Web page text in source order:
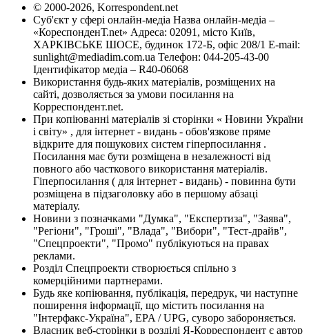
© 2000-2026, Korrespondent.net
Суб'єкт у сфері онлайн-медіа Назва онлайн-медіа –
«КореспонденТ.net» Адреса: 02091, місто Київ,
ХАРКІВСЬКЕ ШОСЕ, будинок 172-Б, офіс 208/1 E-mail:
sunlight@mediadim.com.ua Телефон: 044-205-43-00
Ідентифікатор медіа – R40-06068
Використання будь-яких матеріалів, розміщених на
сайті, дозволяється за умови посилання на
Корреспондент.net.
При копіюванні матеріалів зі сторінки « Новини України
і світу» , для інтернет - видань - обов'язкове пряме
відкрите для пошукових систем гіперпосилання .
Посилання має бути розміщена в незалежності від
повного або часткового використання матеріалів.
Гіперпосилання ( для інтернет - видань) - повинна бути
розміщена в підзаголовку або в першому абзаці
матеріалу.
Новини з позначками "Думка", "Експертиза", "Заява",
"Регіони", "Гроші", "Влада", "Вибори", "Тест-драйв",
"Спецпроекти", "Промо" публікуються на правах
реклами.
Розділ Спецпроекти створюється спільно з
комерційними партнерами.
Будь яке копіювання, публікація, передрук, чи наступне
поширення інформації, що містить посилання на
"Інтерфакс-Україна", EPA / UPG, суворо забороняється.
Власник веб-сторінки в розділі Я-Корреспондент є автор